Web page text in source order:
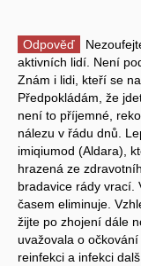
Odpověď
aktivních lidí. Není
Znám i lidi, kteří se
Předpokládám, že
není to příjemné,
nálezu v řádu dnů.
imiqiumod (Aldara),
hrazená ze
bradavice rády vrací.
časem eliminuje.
žijte po zhojení dále
uvažovala o
reinfekci a infekci